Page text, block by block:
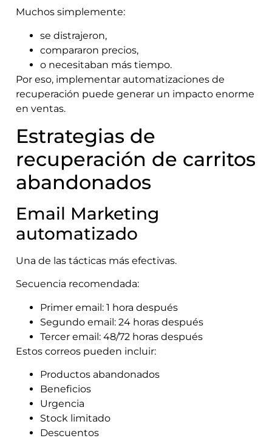
Muchos simplemente:
se distrajeron,
compararon precios,
o necesitaban más tiempo.
Por eso, implementar automatizaciones de
recuperación puede generar un impacto enorme
en ventas.
Estrategias de
recuperación de carritos
abandonados
Email Marketing
automatizado
Una de las tácticas más efectivas.
Secuencia recomendada:
Primer email: 1 hora después
Segundo email: 24 horas después
Tercer email: 48/72 horas después
Estos correos pueden incluir:
Productos abandonados
Beneficios
Urgencia
Stock limitado
Descuentos